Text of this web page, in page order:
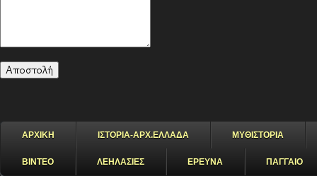
ΑΡΧΙΚΗ ΙΣΤΟΡΙΑ-ΑΡΧ.ΕΛΛΑΔΑ ΜΥΘΙΣΤΟΡΙΑ
ΒΙΝΤΕΟ ΛΕΗΛΑΣΙΕΣ ΕΡΕΥΝΑ ΠΑΓΓΑΙΟ